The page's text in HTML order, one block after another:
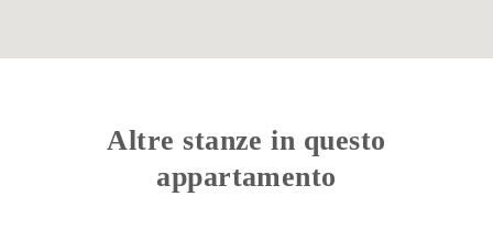
Altre stanze in questo
appartamento